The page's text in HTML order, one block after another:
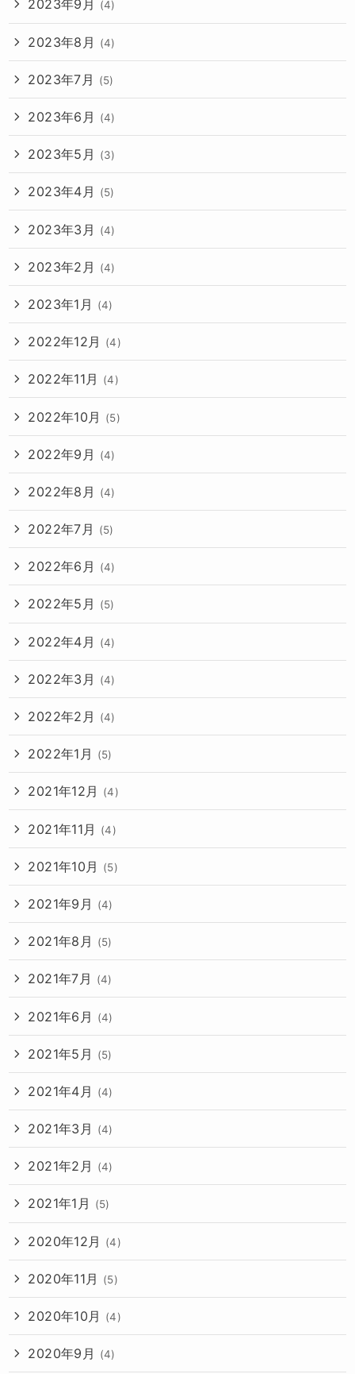
2023年9月 (4)
2023年8月 (4)
2023年7月 (5)
2023年6月 (4)
2023年5月 (3)
2023年4月 (5)
2023年3月 (4)
2023年2月 (4)
2023年1月 (4)
2022年12月 (4)
2022年11月 (4)
2022年10月 (5)
2022年9月 (4)
2022年8月 (4)
2022年7月 (5)
2022年6月 (4)
2022年5月 (5)
2022年4月 (4)
2022年3月 (4)
2022年2月 (4)
2022年1月 (5)
2021年12月 (4)
2021年11月 (4)
2021年10月 (5)
2021年9月 (4)
2021年8月 (5)
2021年7月 (4)
2021年6月 (4)
2021年5月 (5)
2021年4月 (4)
2021年3月 (4)
2021年2月 (4)
2021年1月 (5)
2020年12月 (4)
2020年11月 (5)
2020年10月 (4)
2020年9月 (4)